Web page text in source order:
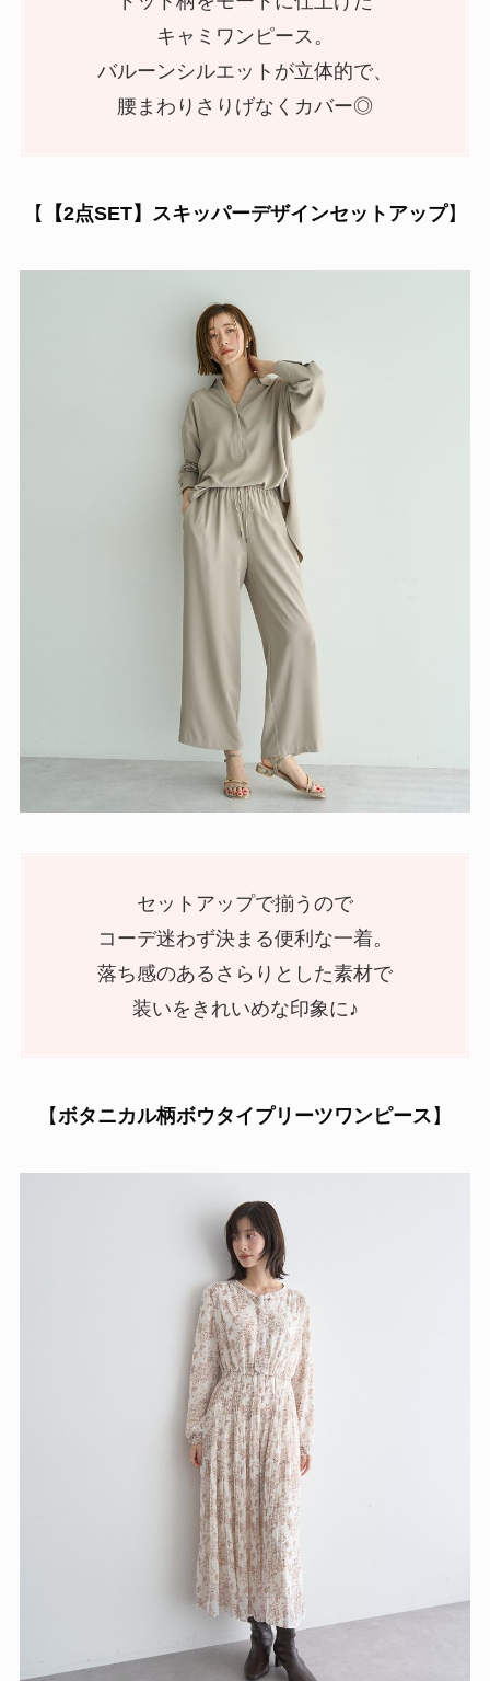
キャミワンピース。
バルーンシルエットが立体的で、
腰まわりさりげなくカバー◎
【 【2点SET】スキッパーデザインセットアップ】
セットアップで揃うので
コーデ迷わず決まる便利な一着。
落ち感のあるさらりとした素材で
装いをきれいめな印象に♪
【ボタニカル柄ボウタイプリーツワンピース 】